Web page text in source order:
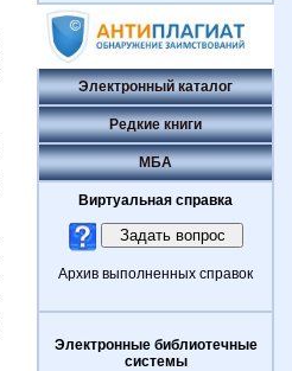
Электронный каталог
Редкие книги
МБА
Виртуальная справка
Архив выполненных справок
Электронные библиотечные
системы